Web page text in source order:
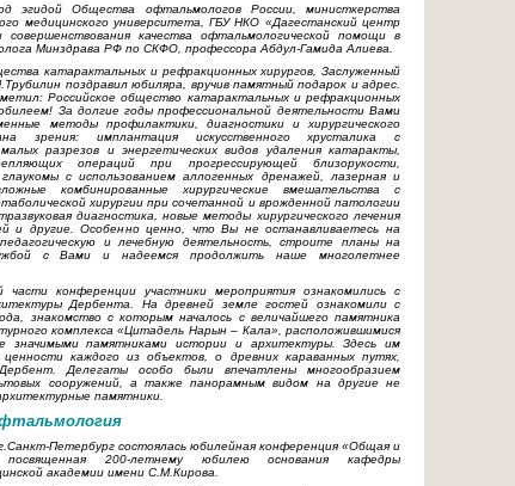
эгидой Общества офтальмологов России, министкерства
медицинского университета, ГБУ НКО «Дагестанский центр
качества офтальмологической помощи в
Минздрава РФ по СКФО, профессора Абдул-Гамида Алиева.
катарактальных и рефракционных хирургов, Заслуженный
поздравил юбиляра, вручив памятный подарок и адрес.
Российское общество катарактальных и рефракционных
За долгие годы профессиональной деятельности Вами
методы профилактики, диагностики и хирургического
зрения: имплантация искусственного хрусталика с
разрезов и энергетических видов удаления катаракты,
операций при прогрессирующей близорукости,
глаукомы с использованием аллогенных дренажей, лазерная и
комбинированные хирургические вмешательства с
хирургии при сочетанной и врожденной патологии
диагностика, новые методы хирургического лечения
и другие. Особенно ценно, что Вы не останавливаетесь на
и лечебную деятельность, строите планы на
с Вами и надеемся продолжить наше многолетнее
части конференции участники мероприятия ознакомились с
Дербента. На древней земле гостей ознакомили с
знакомство с которым началось с величайшего памятника
комплекса «Цитадель Нарын – Кала», расположившимися
памятниками истории и архитектуры. Здесь им
ценности каждого из объектов, о древних караванных путях,
Делегаты особо были впечатлены многообразием
сооружений, а также панорамным видом на другие не
памятники.
Петербург состоялась юбилейная конференция «Общая и
посвященная 200-летнему юбилею основания кафедры
академии имени С.М.Кирова.